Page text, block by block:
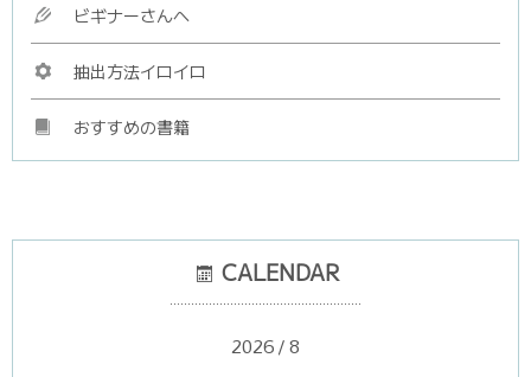
ビギナーさんへ
抽出方法イロイロ
おすすめの書籍
CALENDAR
………………………………………………
2026 / 8